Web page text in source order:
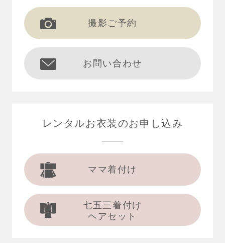
撮影ご予約
お問い合わせ
レンタルお衣装のお申し込み
ママ着付け
七五三着付け
ヘアセット